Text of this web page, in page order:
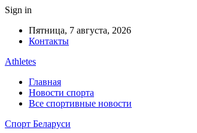
Sign in
Пятница, 7 августа, 2026
Контакты
Athletes
Главная
Новости спорта
Все спортивные новости
Спорт Беларуси